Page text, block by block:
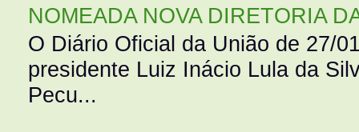
NOMEADA NOVA DIRETORIA
O Diário Oficial da União de 27/
presidente Luiz Inácio Lula da
Pecu...